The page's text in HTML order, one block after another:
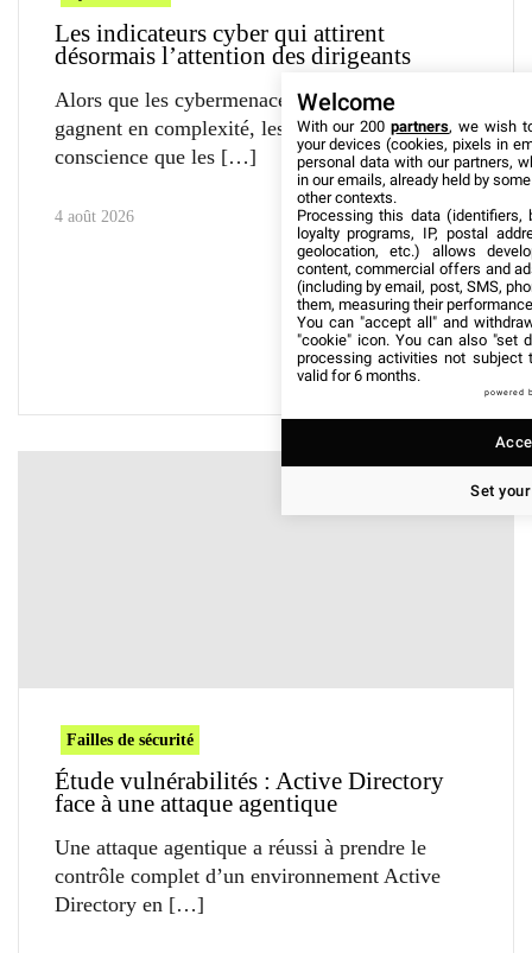
Les indicateurs cyber qui attirent
désormais l’attention des dirigeants
Alors que les cybermenaces s’accélèrent et
gagnent en complexité, les dirigeants prennent
conscience que les
4 août 2026
Failles de sécurité
Étude vulnérabilités : Active Directory
face à une attaque agentique
Une attaque agentique a réussi à prendre le
contrôle complet d’un environnement Active
Directory en
Welcome
With our 200partners, we wish
your devices (cookies, pixels in
personal data with our partners,
in our emails, already held by
other contexts.
Processing this data (identifiers,
loyalty programs, IP, postal
geolocation, etc.) allows
content, commercial offers and
(including by email, post, SMS,
them, measuring their
You can "accept all" and
"cookie" icon. You can also "set
processing activities not subject
valid for 6 months.
powered
Set